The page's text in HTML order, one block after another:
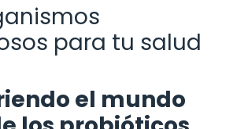
para tu salud
el mundo